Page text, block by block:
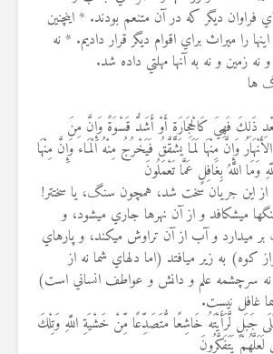
فراوان ديگر كه در آن متنعم بودند. * اينچنين
را ميراث براي اقوام ديگر قرار داديم. * نه
نه زمين و نه به آنها مهلتي داده شد.
ذَلِكَ فَهِيَ كَالْحِجَارَةِ أَوْ أَشَدُّ قَسْوَةً وَإِنَّ مِنَ
وَإِنَّ مِنْهَا لَمَا يَشَّقَّقُ فَيَخْرُجُ مِنْهُ الْمَاء وَإِنَّ مِنْهَا
وَمَا اللّهُ بِغَافِلٍ عَمَّا تَعْمَلُونَ
اين جريان سخت شد، همچون سنگ، يا سختتر!
مي‏شكافد و از آن نهرها جاري مي‏شود، و
بر مي‏دارد و آب از آن تراوش مي‏كند، و پاره‏اي
به زير مي‏افتد (اما دلهاي شما نه از
سرچشمه علم و دانش و عواطف انساني است)
غافل نيست.
عَلَى جَبَلٍ لَّرَأَيْتَهُ خَاشِعًا مُّتَصَدِّعًا مِّنْ خَشْيَةِ اللَّهِ وَتِلْكَ
لَعَلَّهُمْ يَتَفَكَّرُونَ